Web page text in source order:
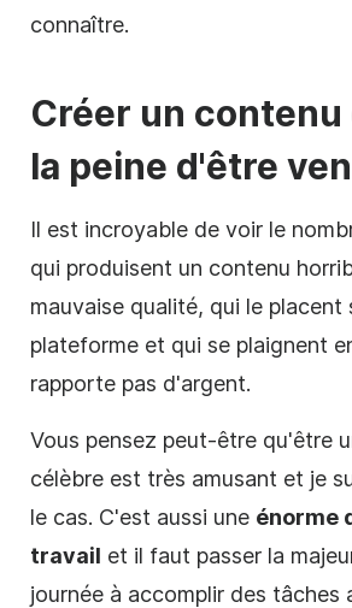
connaître.
Créer un
la peine d'être
Il est incroyable de voir le
qui produisent un contenu
mauvaise qualité, qui le placent
plateforme et qui se plaignent
rapporte pas d'argent.
Vous pensez peut-être qu'être
célèbre est très amusant et je
le cas. C'est aussi une énorme
travail et il faut passer la
journée à accomplir des tâches